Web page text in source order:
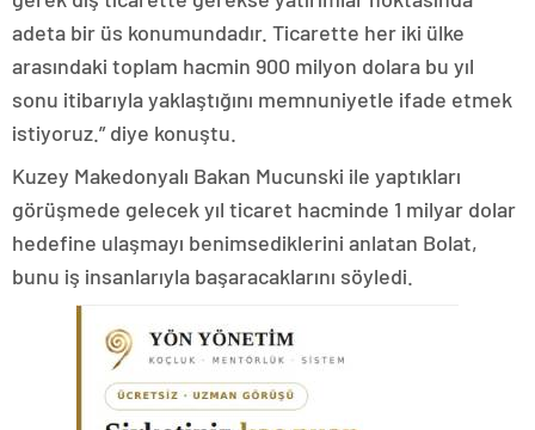
adeta bir üs konumundadır. Ticarette her iki ülke
arasındaki toplam hacmin 900 milyon dolara bu yıl
sonu itibarıyla yaklaştığını memnuniyetle ifade etmek
istiyoruz.” diye konuştu.
Kuzey Makedonyalı Bakan Mucunski ile yaptıkları
görüşmede gelecek yıl ticaret hacminde 1 milyar dolar
hedefine ulaşmayı benimsediklerini anlatan Bolat,
bunu iş insanlarıyla başaracaklarını söyledi.